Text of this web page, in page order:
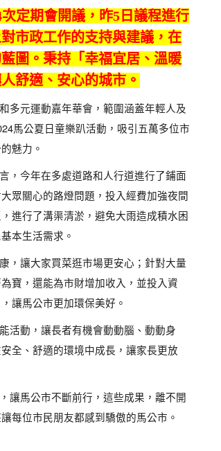
定期會開議，昨5日議程進行
市政工作的支持與建議，在
圖。秉持「幸福宜居、溫暖
舒適、安心的城市。
多元運動嘉年華會，範圍涵蓋年輕人及
馬公夏日童樂趴活動，吸引五萬多位市
魅力。
，今年在多處道路和人行道進行了鋪面
眾關心的路燈問題，投入經費加強夜間
進行了溝渠清淤，避免大雨造成積水困
本生活需求。
，讓大家買菜逛市場更安心；針對大量
寶，還能為市財增加收入，並投入資
讓馬公市更加環保美好。
活動，讓長者有機會動動腦、動動身
全、舒適的環境中成長，讓家長更放
讓馬公市不斷前行，這些成果，離不開
每位市民朋友都感到驕傲的馬公市。